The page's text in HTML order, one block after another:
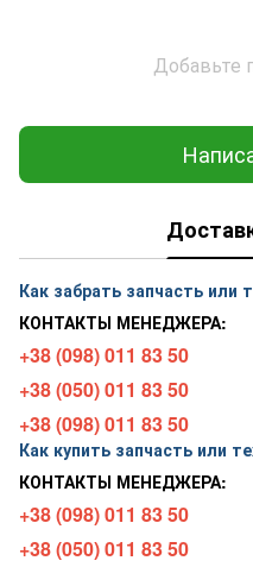
Добавьте
Как забрать запчасть или
КОНТАКТЫ МЕНЕДЖЕРА:
+38 (098) 011 83 50
+38 (050) 011 83 50
+38 (098) 011 83 50
Как купить запчасть или
КОНТАКТЫ МЕНЕДЖЕРА:
+38 (098) 011 83 50
+38 (050) 011 83 50